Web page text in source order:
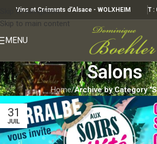
Skip to navigation
Skip to main content
Vins et Crémants d'Alsace - WOLXHEIM T :
MENU
Salons
Home/Archive by Category
31
JUIL